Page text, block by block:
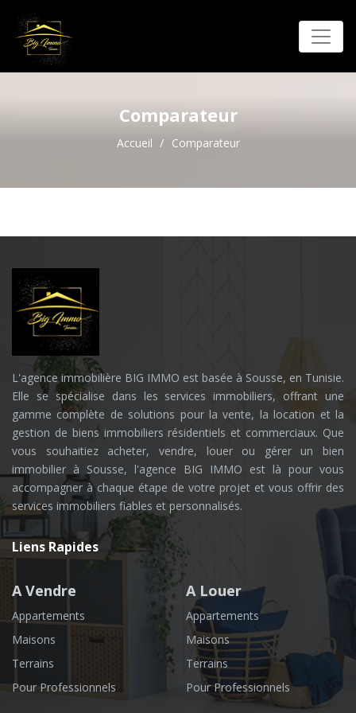
Comparateur
Accueil Comparateur
L'agence immobilière BIG IMMO est basée à Sousse, en Tunisie.
Elle se spécialise dans les services immobiliers, offrant une
gamme complète de solutions pour la vente, la location et la
gestion de biens immobiliers résidentiels et commerciaux. Que
vous souhaitiez acheter, vendre, louer ou gérer un bien
immobilier à Sousse, l'agence BIG IMMO est là pour vous
accompagner à chaque étape de votre projet et vous offrir des
services immobiliers fiables et personnalisés.
Liens Rapides
A Vendre
Appartements
Maisons
Terrains
Pour Professionnels
A Louer
Appartements
Maisons
Terrains
Pour Professionnels